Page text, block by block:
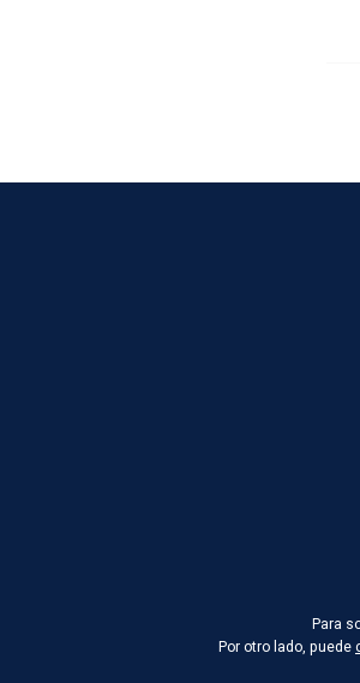
Para
Por otro lado, puede